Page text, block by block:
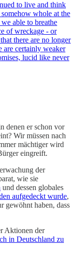
to live and think
whole at the
able to breathe
of wreckage - or
there are no longer
are certainly weaker
lucid like never
denen er schon vor
Wir müssen nach
mächtiger wird
eingreift.
der
wie sie
und dessen globales
aufgedeckt wurde,
gewöhnt haben, dass
Aktionen der
in Deutschland zu